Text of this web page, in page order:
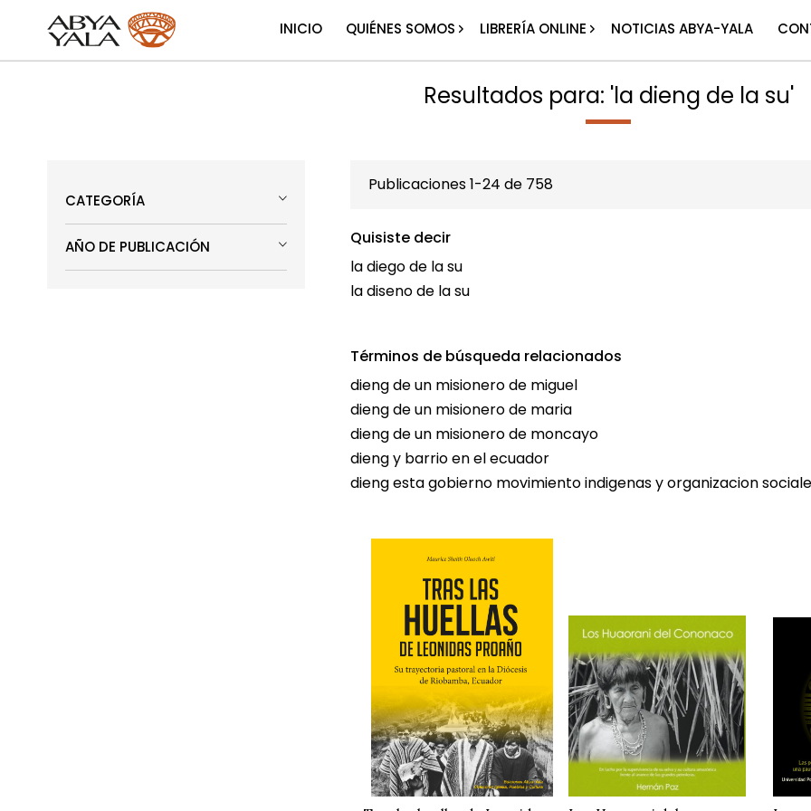
INICIO QUIÉNES SOMOS LIBRERÍA ONLINE NOTICIAS ABYA-YALA
Resultados para: 'la dieng de la su'
Publicaciones1-24 de 758
Quisiste decir
la diego de la su
la diseno de la su
Términos de búsqueda relacionados
dieng de un misionero de miguel
dieng de un misionero de maria
dieng de un misionero de moncayo
dieng y barrio en el ecuador
dieng esta gobierno movimiento indigenas y organizacion
CATEGORÍA
AÑO DE PUBLICACIÓN